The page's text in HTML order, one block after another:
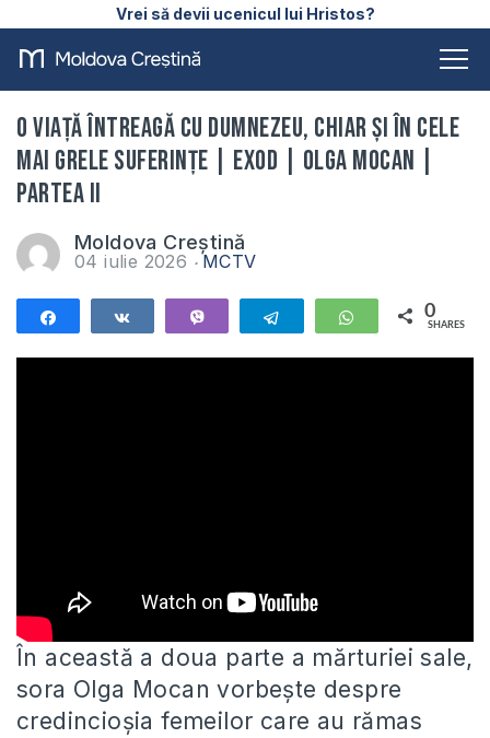
Vrei să devii ucenicul lui Hristos?
O viață întreagă cu Dumnezeu, chiar și în cele
mai grele suferințe | Exod | Olga Mocan |
Partea II
Moldova Creștină
04 iulie 2026 MCTV
Telegram WhatsApp
0
SHARES
În această a doua parte a mărturiei sale,
sora Olga Mocan vorbește despre
credincioșia femeilor care au rămas